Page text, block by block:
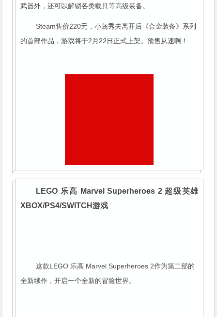
武器外，还可以解锁各类载具等高级装备。
Steam售价220元，小岛秀夫离开后《合金装备》系列
的首部作品，游戏将于2月22日正式上架。预售从速啊！
LEGO 乐高 Marvel Superheroes 2 超级英雄
XBOX/PS4/SWITCH游戏
这款LEGO 乐高 Marvel Superheroes 2作为第二部的
全新续作，开启一个全新的冒险世界。